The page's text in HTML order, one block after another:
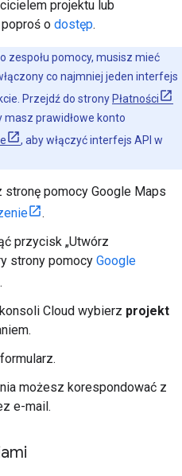
projektu lub
o dostęp.
zespołu pomocy, musisz mieć
co najmniej jeden interfejs
Przejdź do strony Płatności
masz prawidłowe konto
, aby włączyć interfejs API w
pomocy Google Maps
.
przycisk „Utwórz
strony pomocy Google
.
Cloud wybierz projekt
możesz korespondować z
e-mail.